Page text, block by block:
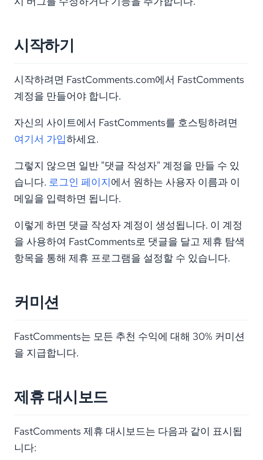
시작하기
시작하려면 FastComments.com에서 FastComments
계정을 만들어야 합니다.
자신의 사이트에서 FastComments를 호스팅하려면
여기서 가입하세요.
그렇지 않으면 일반 "댓글 작성자" 계정을 만들 수 있
습니다. 로그인 페이지에서 원하는 사용자 이름과 이
메일을 입력하면 됩니다.
이렇게 하면 댓글 작성자 계정이 생성됩니다. 이 계정
을 사용하여 FastComments로 댓글을 달고 제휴 탐색
항목을 통해 제휴 프로그램을 설정할 수 있습니다.
커미션
FastComments는 모든 추천 수익에 대해 30% 커미션
을 지급합니다.
제휴 대시보드
FastComments 제휴 대시보드는 다음과 같이 표시됩
니다: